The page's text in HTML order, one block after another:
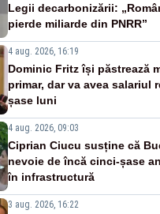
Legii decarbonizării:
pierde miliarde din PNRR”
4 aug. 2026, 16:19
Dominic Fritz își păstrează
primar, dar va avea salariul
șase luni
4 aug. 2026, 09:03
Ciprian Ciucu susține că
nevoie de încă cinci-șase
în infrastructură
3 aug. 2026, 16:22